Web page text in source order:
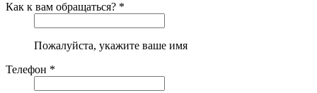
Как к вам обращаться? *
Пожалуйста, укажите ваше имя
Телефон *